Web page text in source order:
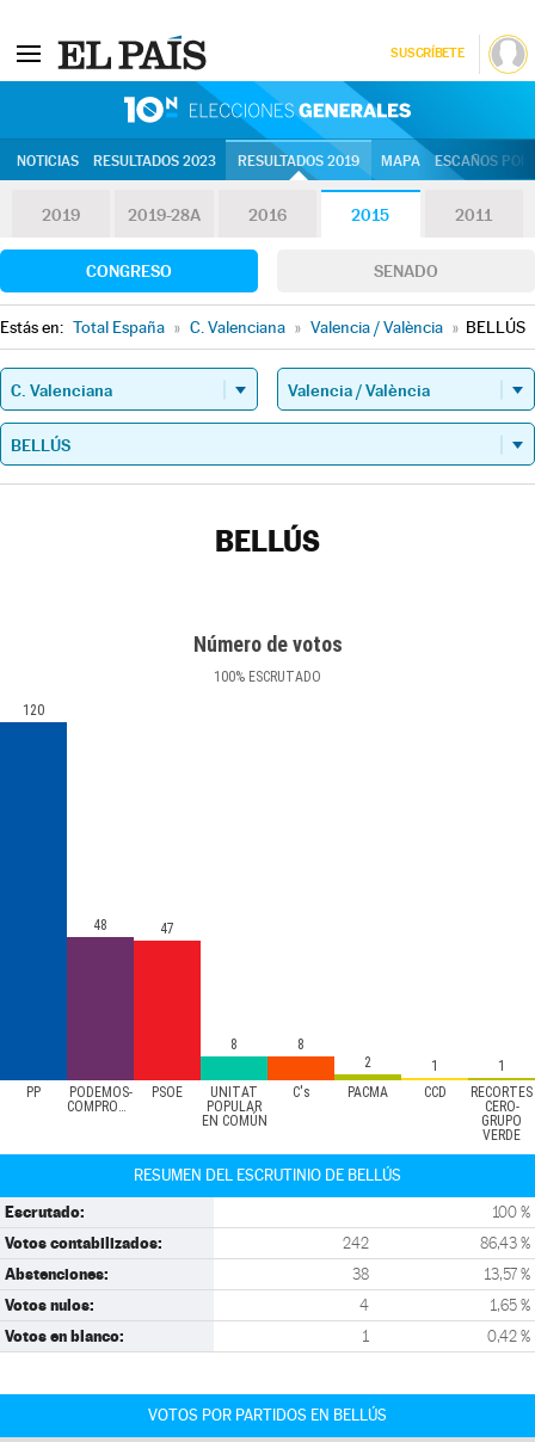
SUSCRÍBETE
NOTICIAS RESULTADOS 2023 RESULTADOS 2019 MAPA ESCAÑOS
2019 2019-28A 2016 2015 2011
CONGRESO SENADO
Estás en: Total España » C. Valenciana » Valencia / València » BELLÚS
BELLÚS
Número de votos
100% ESCRUTADO
PP
PODEMOS-
COMPROMÍS
PSOE
UNITAT
POPULAR
EN COMÚN
C's PACMA CCD
RECORTES
CERO-
GRUPO
VERDE
120
48 47
8
8
2
1 1
RESUMEN DEL ESCRUTINIO DE BELLÚS
Escrutado: 100 %
Votos contabilizados: 242 86,43 %
Abstenciones: 38 13,57 %
Votos nulos: 4 1,65 %
Votos en blanco: 1 0,42 %
VOTOS POR PARTIDOS EN BELLÚS